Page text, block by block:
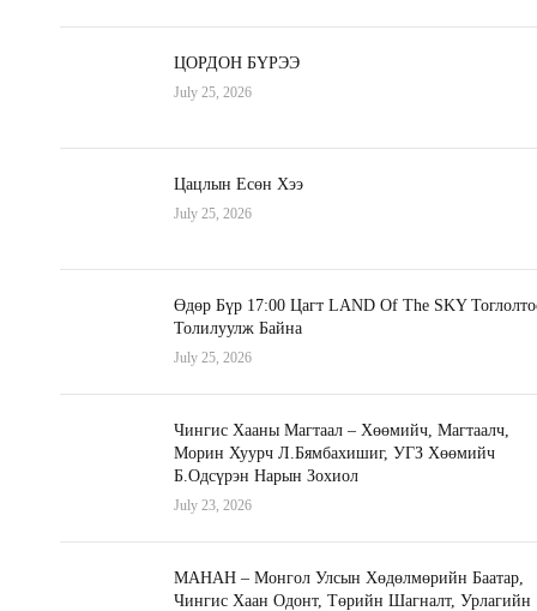
ЦОРДОН БҮРЭЭ
July 25, 2026
Цацлын Есөн Хээ
July 25, 2026
Өдөр Бүр 17:00 Цагт LAND Of The SKY
Толилуулж Байна
July 25, 2026
Чингис Хааны Магтаал – Хөөмийч, Магтаалч,
Морин Хуурч Л.Бямбахишиг, УГЗ Хөөмийч
Б.Одсүрэн Нарын Зохиол
July 23, 2026
МАНАН – Монгол Улсын Хөдөлмөрийн Баатар,
Чингис Хаан Одонт, Төрийн Шагналт, Урлагийн